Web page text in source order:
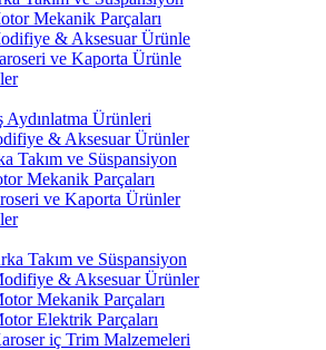
Mekanik Parçaları
& Aksesuar Ürünle
ve Kaporta Ürünle
Aydınlatma Ürünleri
& Aksesuar Ürünler
Takım ve Süspansiyon
Mekanik Parçaları
ve Kaporta Ürünler
Takım ve Süspansiyon
& Aksesuar Ürünler
Mekanik Parçaları
Elektrik Parçaları
iç Trim Malzemeleri